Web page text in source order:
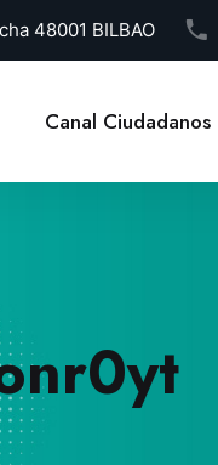
48001 BILBAO
Canal Ciudadanos